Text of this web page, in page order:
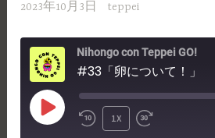
2023年10月3日 teppei
Nihongo con Teppei GO!
#33「卵について！」
PLAY
REWIND
1X
FAST